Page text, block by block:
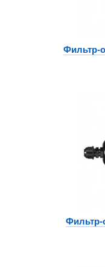
Фильтр-
Фильтр-